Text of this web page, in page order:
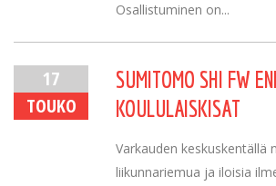
Osallistuminen on...
17
TOUKO
SUMITOMO SHI FW
KOULULAISKISAT
Varkauden keskuskentällä
liikunnariemua ja iloisia